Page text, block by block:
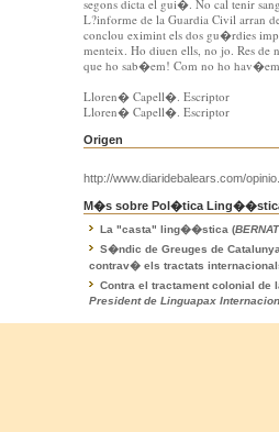
segons dicta el gui�. No cal tenir
L?informe de la Guardia Civil arran
conclou eximint els dos gu�rdies
menteix. Ho diuen ells, no jo. Res
que ho sab�em! Com no ho hav�em
Lloren� Capell�. Escriptor
Lloren� Capell�. Escriptor
Origen
http://www.diaridebalears.com/
M�s sobre Pol�tica
La "casta" ling��stica (
S�ndic de Greuges de
contrav� els tractats
Contra el tractament colonial de
President de Linguapax